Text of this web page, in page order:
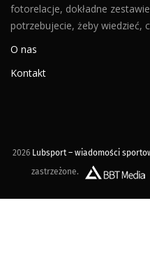
fotorelacje, dokładne
potrzebujecie, żeby wiedzieć,
O nas
Kontakt
2026 Lubsport – wiadomości
zastrzeżone.